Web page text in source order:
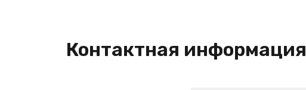
Контактная информация